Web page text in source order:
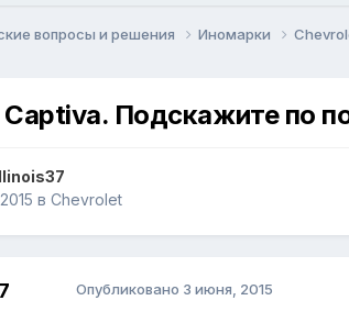
вопросы и решения Иномарки
Captiva. Подскажите по
в Chevrolet
Опубликовано 3 июня, 2015